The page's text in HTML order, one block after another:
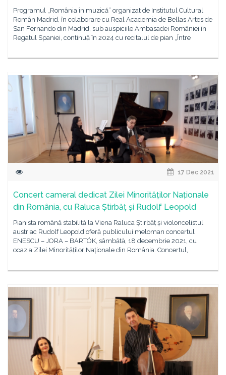
Programul „România în muzică” organizat de Institutul Cultural
Român Madrid, în colaborare cu Real Academia de Bellas Artes de
San Fernando din Madrid, sub auspiciile Ambasadei României în
Regatul Spaniei, continuă în 2024 cu recitalul de pian „Între
17 Dec 2021
Concert cameral dedicat Zilei Minorităților Naționale
din România, cu Raluca Știrbăț și Rudolf Leopold
Pianista română stabilită la Viena Raluca Știrbăț și violoncelistul
austriac Rudolf Leopold oferă publicului meloman concertul
ENESCU – JORA – BARTÓK, sâmbătă, 18 decembrie 2021, cu
ocazia Zilei Minorităților Naționale din România. Concertul,